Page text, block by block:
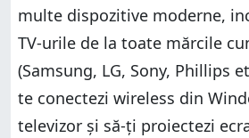
multe dispozitive moderne,
TV-urile de la toate mărcile
(Samsung, LG, Sony, Phillips
te conectezi wireless din
televizor și să-ți proiectezi